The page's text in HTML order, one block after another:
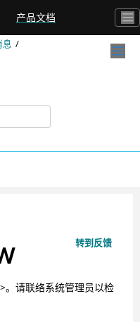
产品文档
息
转到反馈
。请联络系统管理员以检